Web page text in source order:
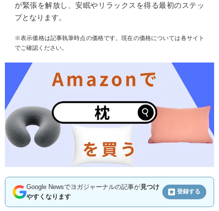
が緊張を解放し、安眠やリラックスを得る最初のステッ
プとなります。
※表示価格は記事執筆時点の価格です。現在の価格については各サイト
でご確認ください。
Google Newsでヨガジャーナルの記事が見つけ
やすくなります
登録する